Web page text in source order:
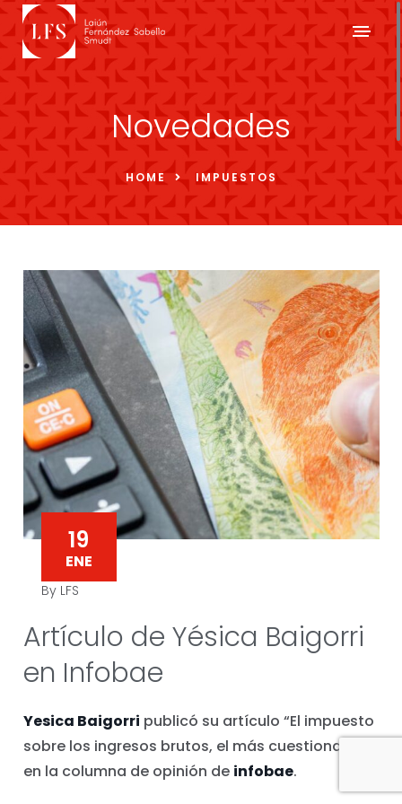
Novedades
HOME IMPUESTOS
19
ENE
By LFS
Artículo de Yésica Baigorri
en Infobae
Yesica Baigorri publicó su artículo “El impuesto
sobre los ingresos brutos, el más cuestionado”
en la columna de opinión de infobae.